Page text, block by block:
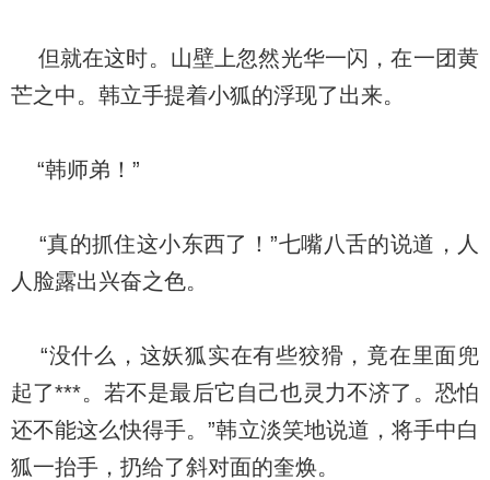
但就在这时。山壁上忽然光华一闪，在一团黄
芒之中。韩立手提着小狐的浮现了出来。
“韩师弟！”
“真的抓住这小东西了！”七嘴八舌的说道，人
人脸露出兴奋之色。
“没什么，这妖狐实在有些狡猾，竟在里面兜
起了***。若不是最后它自己也灵力不济了。恐怕
还不能这么快得手。”韩立淡笑地说道，将手中白
狐一抬手，扔给了斜对面的奎焕。